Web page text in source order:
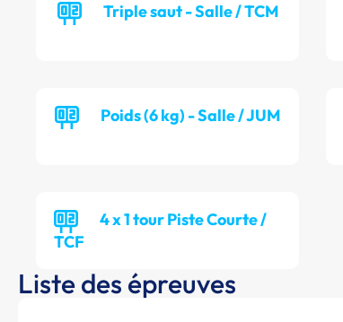
Triple saut - Salle / TCM
Poids (6 kg) - Salle / JUM
4 x 1 tour Piste Courte /
TCF
Liste des épreuves